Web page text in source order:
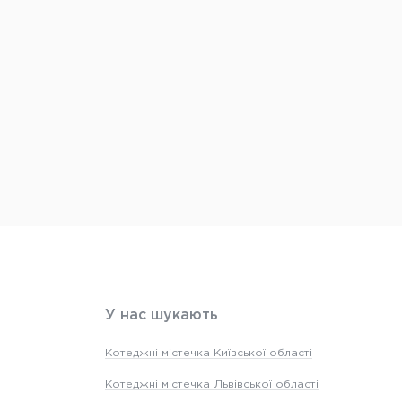
У нас шукають
Котеджні містечка Київської області
Котеджні містечка Львівської області